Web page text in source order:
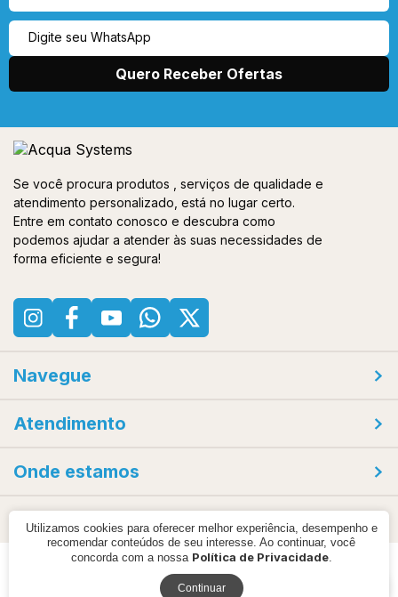
Se você procura produtos , serviços de qualidade e
atendimento personalizado, está no lugar certo.
Entre em contato conosco e descubra como
podemos ajudar a atender às suas necessidades de
forma eficiente e segura!
Navegue
Atendimento
Onde estamos
Compra 100% segura
Utilizamos cookies para oferecer melhor experiência, desempenho e
recomendar conteúdos de seu interesse. Ao continuar, você
concorda com a nossa Política de Privacidade.
Continuar